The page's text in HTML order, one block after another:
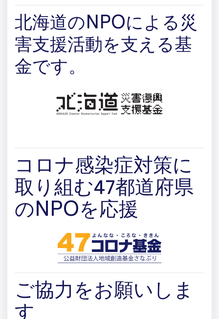
北海道のNPOによる災
害支援活動を支える基
金です。
コロナ感染症対策に
取り組む47都道府県
のNPOを応援
ご協力をお願いしま